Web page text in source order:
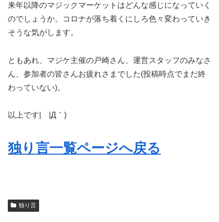
来年以降のマジックマーケットはどんな感じになっていく
のでしょうか。コロナが落ち着くにしろ色々変わっていき
そうな気がします。
ともあれ、マジケ主催の戸崎さん、運営スタッフのみなさ
ん、参加者の皆さんお疲れさまでした(投稿時点でまだ終
わっていない)。
以上です| |Д｀)
独り言一覧ページへ戻る
独り言